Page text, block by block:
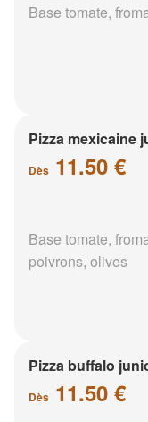
Base tomate,
Pizza mexicaine
Dès 11.50 €
Base tomate,
poivrons, olives
Pizza buffalo
Dès 11.50 €